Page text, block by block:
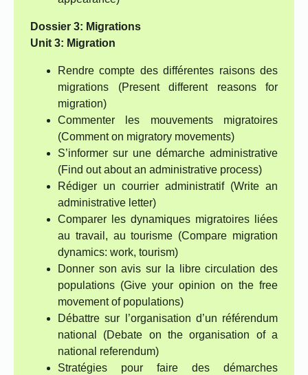
Dossier 3: Migrations
Unit 3: Migration
Rendre compte des différentes raisons des
migrations (Present different reasons for
migration)
Commenter les mouvements migratoires
(Comment on migratory movements)
S’informer sur une démarche administrative
(Find out about an administrative process)
Rédiger un courrier administratif (Write an
administrative letter)
Comparer les dynamiques migratoires liées
au travail, au tourisme (Compare migration
dynamics: work, tourism)
Donner son avis sur la libre circulation des
populations (Give your opinion on the free
movement of populations)
Débattre sur l’organisation d’un référendum
national (Debate on the organisation of a
national referendum)
Stratégies pour faire des démarches